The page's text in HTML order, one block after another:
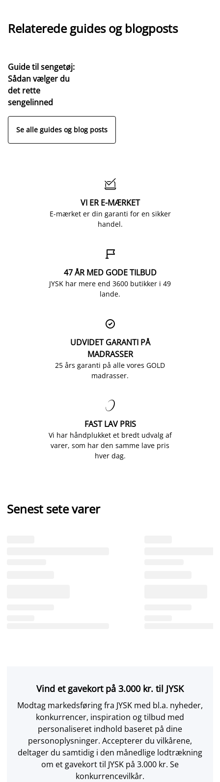
Relaterede guides og blogposts
Guide til sengetøj:
Sådan vælger du
det rette
sengelinned
Se alle guides og blog posts

VI ER E-MÆRKET
E-mærket er din garanti for en sikker
handel.

47 ÅR MED GODE TILBUD
JYSK har mere end 3600 butikker i 49
lande.

UDVIDET GARANTI PÅ
MADRASSER
25 års garanti på alle vores GOLD
madrasser.

FAST LAV PRIS
Vi har håndplukket et bredt udvalg af
varer, som har den samme lave pris
hver dag.
Senest sete varer
Vind et gavekort på 3.000 kr. til JYSK
Modtag markedsføring fra JYSK med bl.a. nyheder,
konkurrencer, inspiration og tilbud med
personaliseret indhold baseret på dine
personoplysninger. Accepterer du vilkårene,
deltager du samtidig i den månedlige lodtrækning
om et gavekort til JYSK på 3.000 kr. Se
konkurrencevilkår.